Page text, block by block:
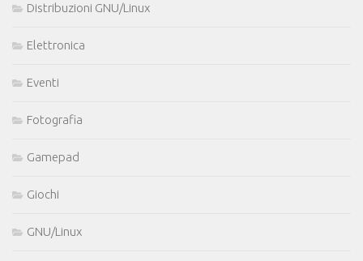
Distribuzioni GNU/Linux
Elettronica
Eventi
Fotografia
Gamepad
Giochi
GNU/Linux